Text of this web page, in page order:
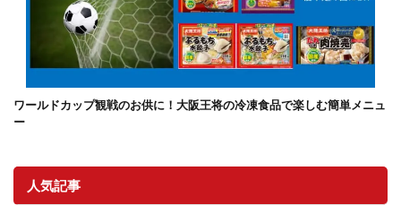
ワールドカップ観戦のお供に！大阪王将の冷凍食品で楽しむ簡単メニュ
ー
人気記事